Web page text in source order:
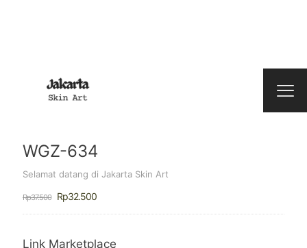
WGZ-634
Selamat datang di Jakarta Skin Art
Rp37.500
Harga
adalah:
Rp32.500Harga
ini
Rp32.500.
Link Marketplace